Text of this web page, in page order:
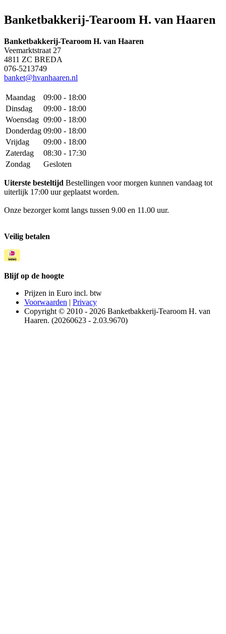
Banketbakkerij-Tearoom H. van Haaren
Banketbakkerij-Tearoom H. van Haaren
Veemarktstraat 27
4811 ZC BREDA
076-5213749
banket@hvanhaaren.nl
Maandag
09:00 - 18:00
Dinsdag
09:00 - 18:00
Woensdag 09:00 - 18:00
Donderdag 09:00 - 18:00
Vrijdag
09:00 - 18:00
Zaterdag
08:30 - 17:30
Zondag
Gesloten
Uiterste besteltijd Bestellingen voor morgen kunnen vandaag tot
uiterlijk 17:00 uur geplaatst worden.
Onze bezorger komt langs tussen 9.00 en 11.00 uur.
Veilig betalen
Blijf op de hoogte
Prijzen in Euro incl. btw
Voorwaarden | Privacy
Copyright © 2010 - 2026 Banketbakkerij-Tearoom H. van
Haaren. (20260623 - 2.03.9670)